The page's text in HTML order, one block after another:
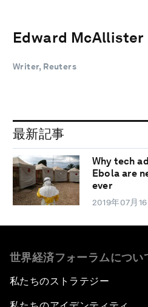
Edward McAllister
Writer, Reuters
最新記事
Why tech
Ebola are
ever
2019年07月16
世界経済フォーラムについ
私たちのストラテジー